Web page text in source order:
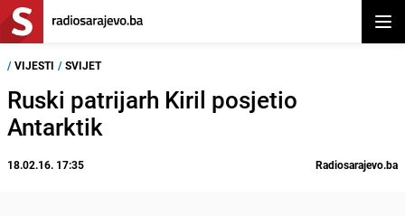
/ VIJESTI / SVIJET
Ruski patrijarh Kiril posjetio
Antarktik
18.02.16. 17:35 Radiosarajevo.ba